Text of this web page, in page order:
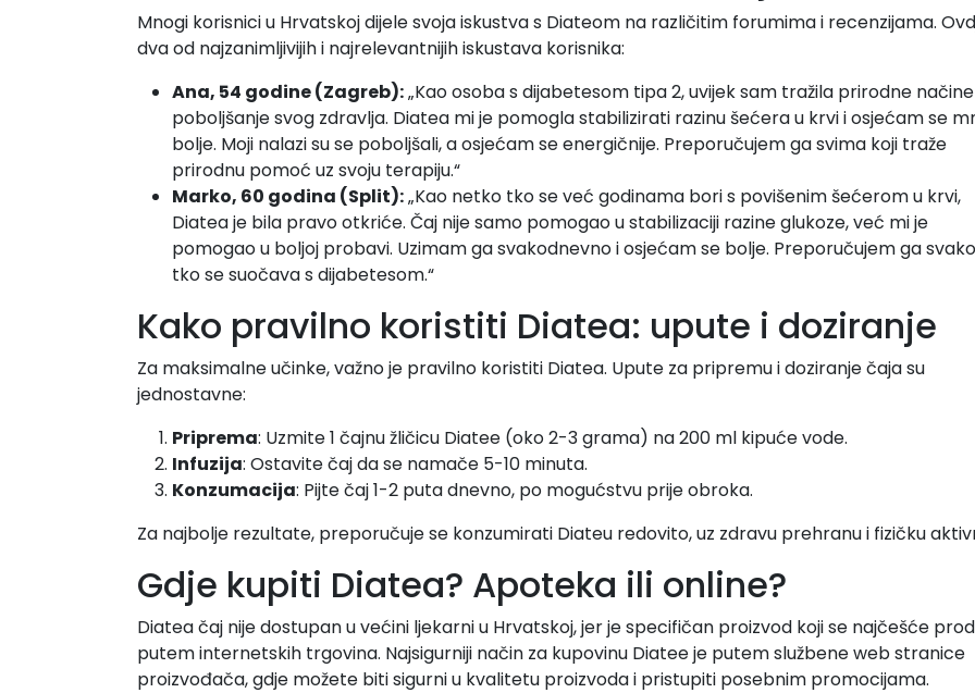
Mnogi korisnici u Hrvatskoj dijele svoja iskustva s Diateom na različitim forumima i recenzijama.
dva od najzanimljivijih i najrelevantnijih iskustava korisnika:
Ana, 54 godine (Zagreb):„Kao osoba s dijabetesom tipa 2, uvijek sam tražila prirodne
poboljšanje svog zdravlja. Diatea mi je pomogla stabilizirati razinu šećera u krvi i osjećam se
bolje. Moji nalazi su se poboljšali, a osjećam se energičnije. Preporučujem ga svima koji traže
prirodnu pomoć uz svoju terapiju.“
Marko, 60 godina (Split):„Kao netko tko se već godinama bori s povišenim šećerom u krvi,
Diatea je bila pravo otkriće. Čaj nije samo pomogao u stabilizaciji razine glukoze, već mi je
pomogao u boljoj probavi. Uzimam ga svakodnevno i osjećam se bolje. Preporučujem ga
tko se suočava s dijabetesom.“
Kako pravilno koristiti Diatea: upute i doziranje
Za maksimalne učinke, važno je pravilno koristiti Diatea. Upute za pripremu i doziranje čaja su
jednostavne:
Priprema: Uzmite 1 čajnu žličicu Diatee (oko 2-3 grama) na 200 ml kipuće vode.
Infuzija: Ostavite čaj da se namače 5-10 minuta.
Konzumacija: Pijte čaj 1-2 puta dnevno, po mogućstvu prije obroka.
Za najbolje rezultate, preporučuje se konzumirati Diateu redovito, uz zdravu prehranu i fizičku
Gdje kupiti Diatea? Apoteka ili online?
Diatea čaj nije dostupan u većini ljekarni u Hrvatskoj, jer je specifičan proizvod koji se najčešće
putem internetskih trgovina. Najsigurniji način za kupovinu Diatee je putem službene web stranice
proizvođača, gdje možete biti sigurni u kvalitetu proizvoda i pristupiti posebnim promocijama.